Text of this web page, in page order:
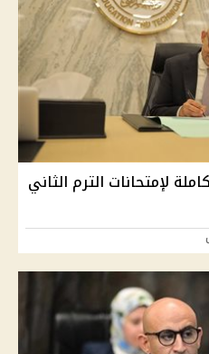
لإمتحانات الترم الثاني